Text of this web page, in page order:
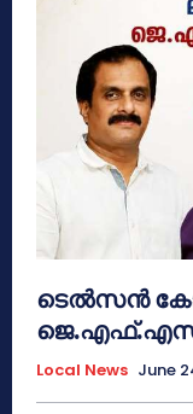
ടെൽസൻ
ജെ.എഫ്.എസ്.
Local News June